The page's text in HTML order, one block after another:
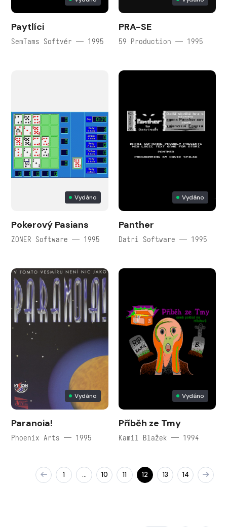
Paytlíci
SemTams Softvér — 1995
PRA-SE
59 Production — 1995
Vydáno
Pokerový Pasians
ZONER Software — 1995
Vydáno
Panther
Datri Software — 1995
Vydáno
Paranoia!
Phoenix Arts — 1995
Vydáno
Příběh ze Tmy
Kamil Blažek — 1994
1 … 10 11 12 13 14